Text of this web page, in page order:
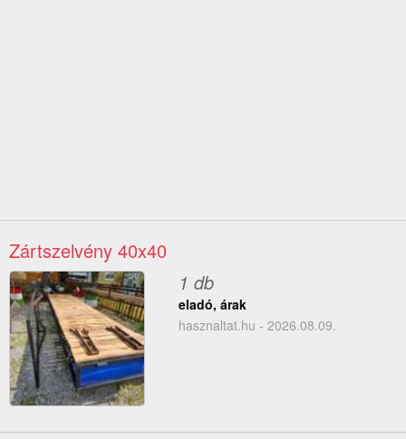
Zártszelvény 40x40
1 db
eladó, árak
hasznaltat.hu - 2026.08.09.